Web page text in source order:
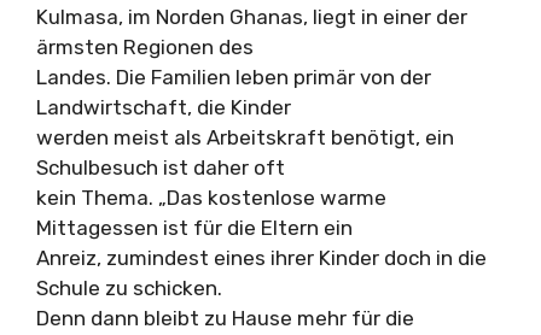
Kulmasa, im Norden Ghanas, liegt in einer der
ärmsten Regionen des
Landes. Die Familien leben primär von der
Landwirtschaft, die Kinder
werden meist als Arbeitskraft benötigt, ein
Schulbesuch ist daher oft
kein Thema. „Das kostenlose warme
Mittagessen ist für die Eltern ein
Anreiz, zumindest eines ihrer Kinder doch in die
Schule zu schicken.
Denn dann bleibt zu Hause mehr für die